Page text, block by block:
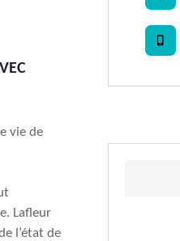
vie de
Lafleur
l’état de